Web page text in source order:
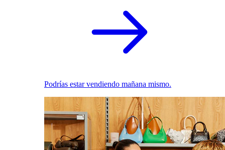
Podrías estar vendiendo mañana mismo.